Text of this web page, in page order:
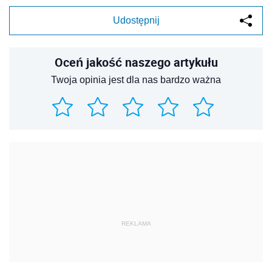
Udostępnij
Oceń jakość naszego artykułu
Twoja opinia jest dla nas bardzo ważna
REKLAMA